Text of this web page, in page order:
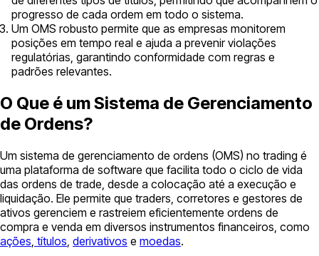
progresso de cada ordem em todo o sistema.
Um OMS robusto permite que as empresas monitorem
posições em tempo real e ajuda a prevenir violações
regulatórias, garantindo conformidade com regras e
padrões relevantes.
O Que é um Sistema de Gerenciamento
de Ordens?
Um sistema de gerenciamento de ordens (OMS) no trading é
uma plataforma de software que facilita todo o ciclo de vida
das ordens de trade, desde a colocação até a execução e
liquidação. Ele permite que traders, corretores e gestores de
ativos gerenciem e rastreiem eficientemente ordens de
compra e venda em diversos instrumentos financeiros, como
ações títulos derivativos e moedas.